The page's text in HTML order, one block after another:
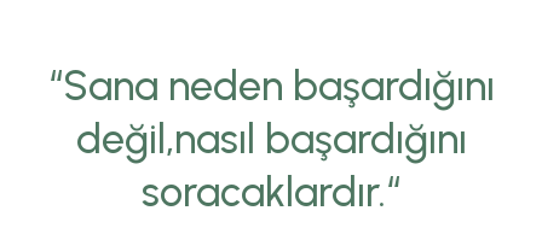
“Sana neden başardığını
değil,nasıl başardığını
soracaklardır.“